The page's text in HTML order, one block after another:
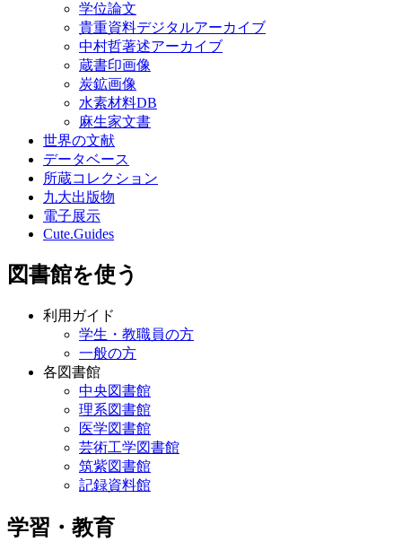
学位論文
貴重資料デジタルアーカイブ
中村哲著述アーカイブ
蔵書印画像
炭鉱画像
水素材料DB
麻生家文書
世界の文献
データベース
所蔵コレクション
九大出版物
電子展示
Cute.Guides
図書館を使う
利用ガイド
学生・教職員の方
一般の方
各図書館
中央図書館
理系図書館
医学図書館
芸術工学図書館
筑紫図書館
記録資料館
学習・教育